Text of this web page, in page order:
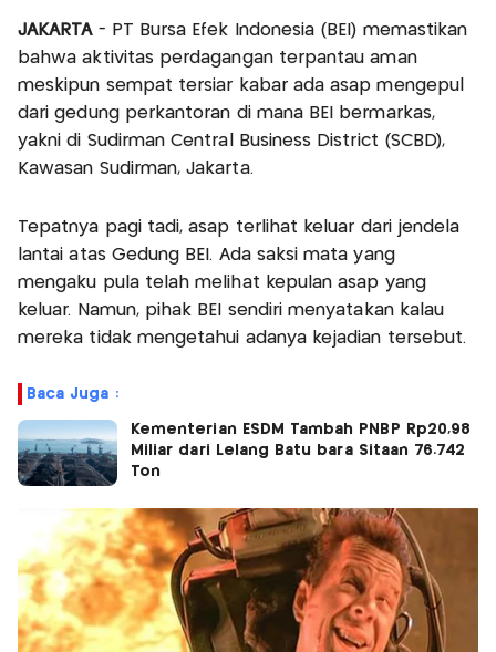
JAKARTA - PT Bursa Efek Indonesia (BEI) memastikan
bahwa aktivitas perdagangan terpantau aman
meskipun sempat tersiar kabar ada asap mengepul
dari gedung perkantoran di mana BEI bermarkas,
yakni di Sudirman Central Business District (SCBD),
Kawasan Sudirman, Jakarta.
Tepatnya pagi tadi, asap terlihat keluar dari jendela
lantai atas Gedung BEI. Ada saksi mata yang
mengaku pula telah melihat kepulan asap yang
keluar. Namun, pihak BEI sendiri menyatakan kalau
mereka tidak mengetahui adanya kejadian tersebut.
Baca Juga :
Kementerian ESDM Tambah PNBP Rp20,98
Miliar dari Lelang Batu bara Sitaan 76.742
Ton